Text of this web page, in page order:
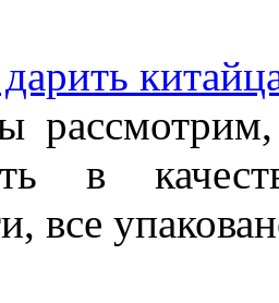
в
все